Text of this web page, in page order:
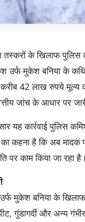
तस्करों के खिलाफ पुलिस
उर्फ मुकेश बनिया के
42 लाख रुपये मूल्य
जांच के आधार पर
यह कार्रवाई पुलिस
कहना है कि अब मादक
पर काम किया जा रहा है।
मुकेश बनिया के
गुंडागर्दी और अन्य